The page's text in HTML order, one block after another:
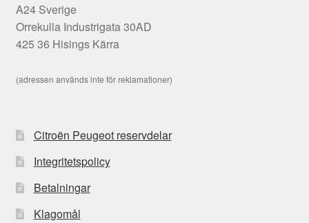
A24 Sverige
Orrekulla Industrigata 30AD
425 36 Hisings Kärra
(adressen används inte för reklamationer)
Citroën Peugeot reservdelar
Integritetspolicy
Betalningar
Klagomål